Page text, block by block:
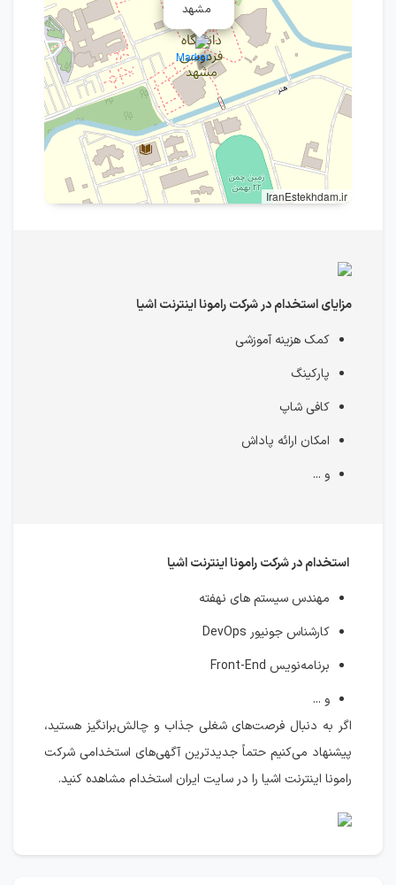
مشهد
IranEstekhdam.ir
مزایای استخدام در شرکت رامونا اینترنت اشیا
کمک هزینه آموزشی
پارکینگ
کافی شاپ
امکان ارائه پاداش
و ...
استخدام در شرکت رامونا اینترنت اشیا
مهندس سیستم های نهفته
کارشناس جونیور DevOps
برنامه‌نویس Front-End
و ...
اگر به دنبال فرصت‌های شغلی جذاب و چالش‌برانگیز هستید،
پیشنهاد می‌کنیم حتماً جدیدترین آگهی‌های استخدامی شرکت
رامونا اینترنت اشیا را در سایت ایران استخدام مشاهده کنید.